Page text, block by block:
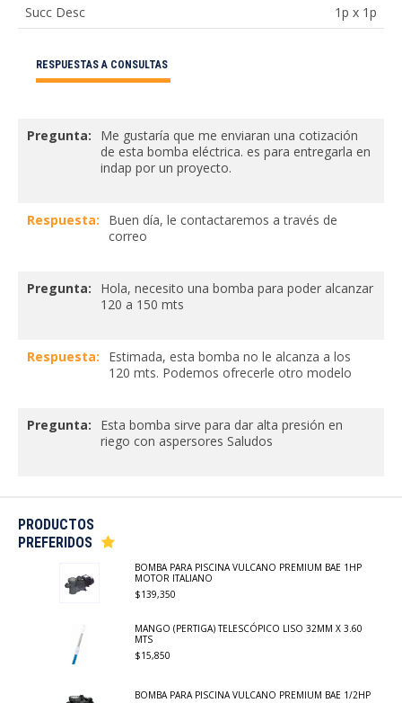
Succ Desc
1p x 1p
RESPUESTAS A CONSULTAS
Pregunta:
Me gustaría que me enviaran una cotización
de esta bomba eléctrica. es para entregarla en
indap por un proyecto.
Respuesta:
Buen día, le contactaremos a través de
correo
Pregunta:
Hola, necesito una bomba para poder alcanzar
120 a 150 mts
Respuesta:
Estimada, esta bomba no le alcanza a los
120 mts. Podemos ofrecerle otro modelo
Pregunta:
Esta bomba sirve para dar alta presión en
riego con aspersores Saludos
PRODUCTOS
PREFERIDOS
BOMBA PARA PISCINA VULCANO PREMIUM BAE 1HP
MOTOR ITALIANO
$139,350
MANGO (PERTIGA) TELESCÓPICO LISO 32MM X 3.60
MTS
$15,850
BOMBA PARA PISCINA VULCANO PREMIUM BAE 1/2HP